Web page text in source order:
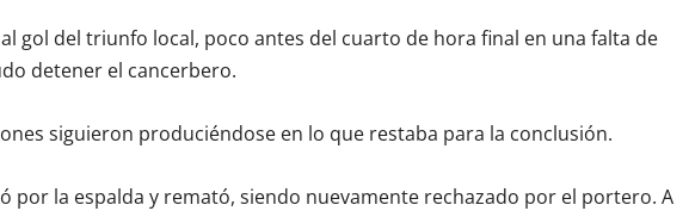
gol del triunfo local, poco antes del cuarto de hora final en una falta de
detener el cancerbero.
siguieron produciéndose en lo que restaba para la conclusión.
por la espalda y remató, siendo nuevamente rechazado por el portero. A